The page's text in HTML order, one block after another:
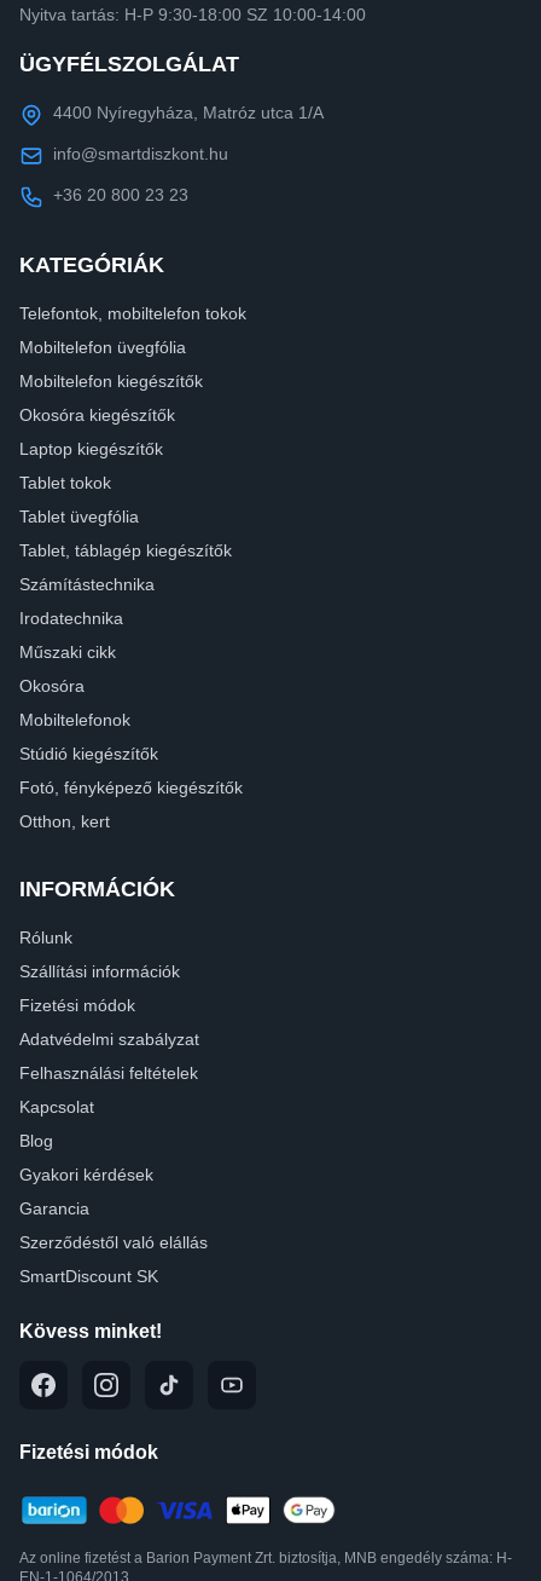
Nyitva tartás: H-P 9:30-18:00 SZ 10:00-14:00
ÜGYFÉLSZOLGÁLAT
4400 Nyíregyháza, Matróz utca 1/A
info@smartdiszkont.hu
+36 20 800 23 23
KATEGÓRIÁK
Telefontok, mobiltelefon tokok
Mobiltelefon üvegfólia
Mobiltelefon kiegészítők
Okosóra kiegészítők
Laptop kiegészítők
Tablet tokok
Tablet üvegfólia
Tablet, táblagép kiegészítők
Számítástechnika
Irodatechnika
Műszaki cikk
Okosóra
Mobiltelefonok
Stúdió kiegészítők
Fotó, fényképező kiegészítők
Otthon, kert
INFORMÁCIÓK
Rólunk
Szállítási információk
Fizetési módok
Adatvédelmi szabályzat
Felhasználási feltételek
Kapcsolat
Blog
Gyakori kérdések
Garancia
Szerződéstől való elállás
SmartDiscount SK
Kövess minket!
Fizetési módok
Az online fizetést a Barion Payment Zrt. biztosítja, MNB engedély száma: H-
EN-1-1064/2013